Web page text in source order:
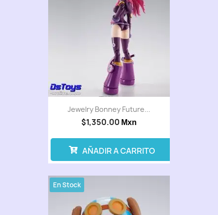
Jewelry Bonney Future...
$1,350.00 Mxn
AÑADIR A CARRITO
En Stock